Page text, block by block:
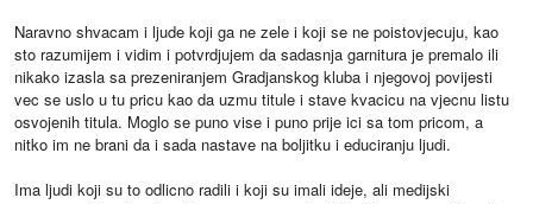
Naravno shvacam i ljude koji ga ne zele i koji se ne poistovjecuju, kao
sto razumijem i vidim i potvrdjujem da sadasnja garnitura je premalo ili
nikako izasla sa prezeniranjem Gradjanskog kluba i njegovoj povijesti
vec se uslo u tu pricu kao da uzmu titule i stave kvacicu na vjecnu listu
osvojenih titula. Moglo se puno vise i puno prije ici sa tom pricom, a
nitko im ne brani da i sada nastave na boljitku i educiranju ljudi.
Ima ljudi koji su to odlicno radili i koji su imali ideje, ali medijski